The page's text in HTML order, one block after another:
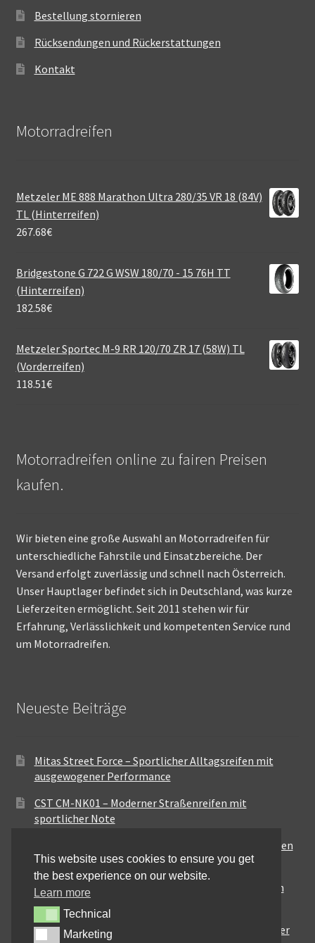
Bestellung stornieren
Rücksendungen und Rückerstattungen
Kontakt
Motorradreifen
Metzeler ME 888 Marathon Ultra 280/35 VR 18 (84V)
TL (Hinterreifen)
267.68€
Bridgestone G 722 G WSW 180/70 - 15 76H TT
(Hinterreifen)
182.58€
Metzeler Sportec M-9 RR 120/70 ZR 17 (58W) TL
(Vorderreifen)
118.51€
Motorradreifen online zu fairen Preisen
kaufen.
Wir bieten eine große Auswahl an Motorradreifen für
unterschiedliche Fahrstile und Einsatzbereiche. Der
Versand erfolgt zuverlässig und schnell nach Österreich.
Unser Hauptlager befindet sich in Deutschland, was kurze
Lieferzeiten ermöglicht. Seit 2011 stehen wir für
Erfahrung, Verlässlichkeit und kompetenten Service rund
um Motorradreifen.
Neueste Beiträge
Mitas Street Force – Sportlicher Alltagsreifen mit
ausgewogener Performance
CST CM-NK01 – Moderner Straßenreifen mit
sportlicher Note
Maxxis MA-ST3 – Ausgewogener Sport-Touring-Reifen
für vielseitige Einsätze
Pirelli City Demon – Zuverlässigkeit für den urbanen
Alltag
Metzeler Perfect ME77 – Klassische Optik mit solider
This website uses cookies to ensure you get
the best experience on our website.
Learn more
TechnicalTechnical
MarketingMarketing